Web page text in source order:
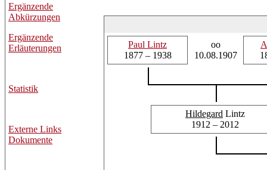
Ergänzende
Abkürzungen
Ergänzende
Erläuterungen
Statistik
Externe Links
Dokumente
Paul Lintz
1877 – 1938
oo
10.08.1907
Hildegard Lintz
1912 – 2012